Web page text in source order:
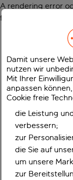
A rendering error
function
Damit unsere
nutzen wir
Mit Ihrer
anpassen
Cookie freie
die Leistung
verbessern;
zur
die Sie auf
um unsere
zur